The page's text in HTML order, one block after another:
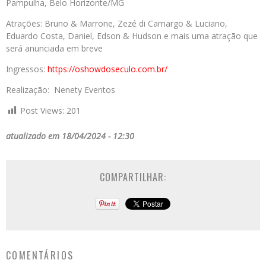
Pampulha, Belo Horizonte/MG
Atrações: Bruno & Marrone, Zezé di Camargo & Luciano,
Eduardo Costa, Daniel, Edson & Hudson e mais uma atração que
será anunciada em breve
Ingressos: https://oshowdoseculo.com.br/
Realização: Nenety Eventos
Post Views: 201
atualizado em 18/04/2024 - 12:30
COMPARTILHAR:
COMENTÁRIOS